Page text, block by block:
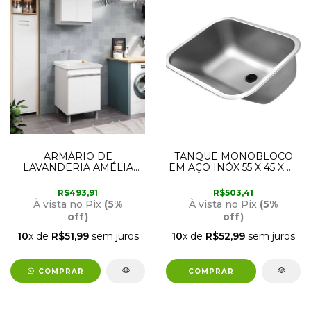
ARMÁRIO DE
LAVANDERIA AMÉLIA
61,5 CM RORATO
R$493,91
À vista no Pix (5%
off)
10x de R$51,99sem juros
COMPRAR
TANQUE MONOBLOCO
EM AÇO INÓX 55 X 45 X 23
R$503,41
À vista no Pix (5%
off)
10x de R$52,99 sem juros